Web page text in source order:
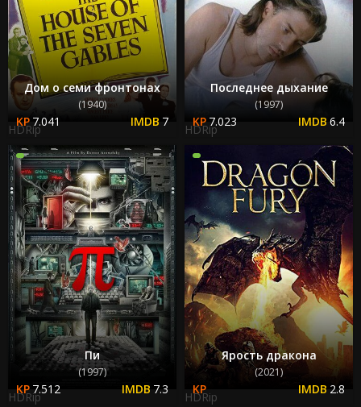
Дом о семи фронтонах
(1940)
7.041 7
HDRip
Последнее дыхание
(1997)
7.023 6.4
HDRip
Пи
(1997)
7.512 7.3
HDRip
Ярость дракона
(2021)
2.8
HDRip